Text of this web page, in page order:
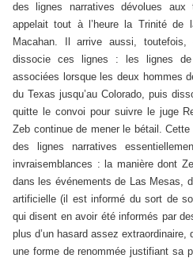
des lignes narratives dévolues
appelait tout à l’heure la Trinité
Macahan. Il arrive aussi,
dissocie ces lignes : les lignes
associées lorsque les deux hommes
du Texas jusqu’au Colorado, puis
quitte le convoi pour suivre le juge
Zeb continue de mener le bétail.
des lignes narratives
invraisemblances : la manière dont
dans les événements de Las Mesas,
artificielle (il est informé du sort de
qui disent en avoir été informés par
plus d’un hasard assez
une forme de renommée justifiant sa